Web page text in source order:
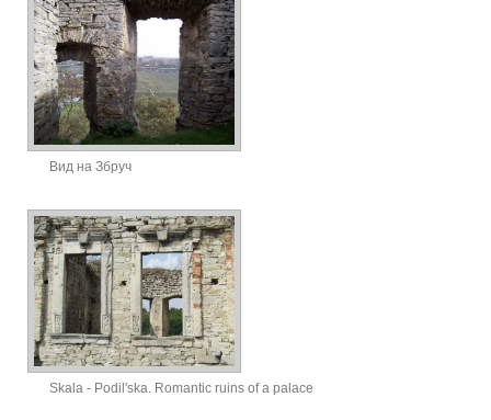
Вид на Збруч
Skala - Podil'ska. Romantic ruins of a palace